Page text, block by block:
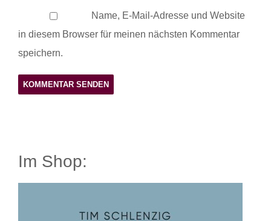
Name, E-Mail-Adresse und Website
in diesem Browser für meinen nächsten Kommentar
speichern.
Im Shop: